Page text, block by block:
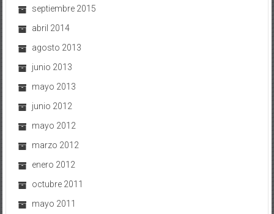
septiembre 2015
abril 2014
agosto 2013
junio 2013
mayo 2013
junio 2012
mayo 2012
marzo 2012
enero 2012
octubre 2011
mayo 2011